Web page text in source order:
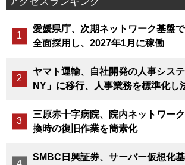
愛媛県庁、次期ネットワーク基盤
全面採用し、2027年1月に稼働
ヤマト運輸、自社開発の人事シス
NY」に移行、人事業務を標準化し
三原赤十字病院、院内ネットワー
換時の復旧作業を簡素化
SMBC日興証券、サーバー仮想化